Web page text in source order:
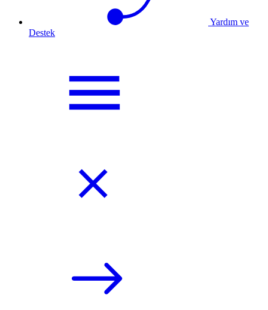
Yardım ve
Destek